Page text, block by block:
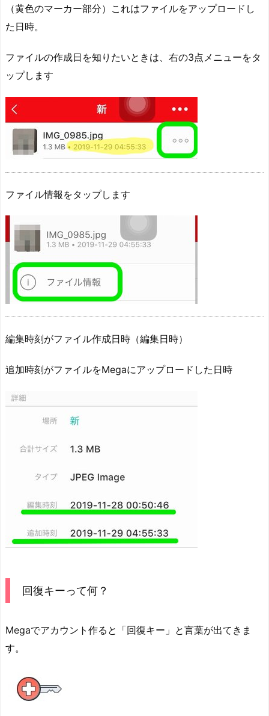
（黄色のマーカー部分）これはファイルをアップロードし
た日時。
ファイルの作成日を知りたいときは、右の3点メニューをタ
ップします
ファイル情報をタップします
編集時刻がファイル作成日時（編集日時）
追加時刻がファイルをMegaにアップロードした日時
回復キーって何？
Megaでアカウント作ると「回復キー」と言葉が出てきま
す。